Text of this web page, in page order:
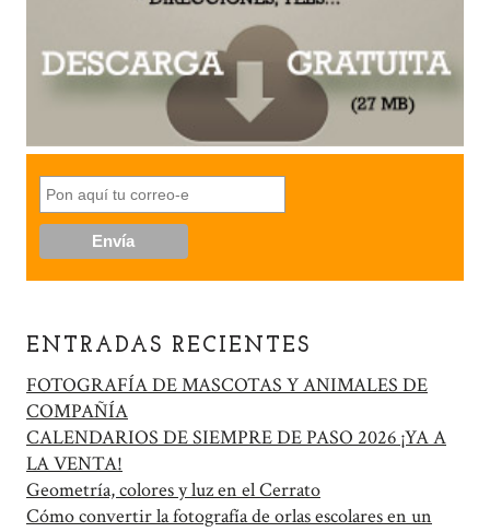
ENTRADAS RECIENTES
FOTOGRAFÍA DE MASCOTAS Y ANIMALES DE
COMPAÑÍA
CALENDARIOS DE SIEMPRE DE PASO 2026 ¡YA A
LA VENTA!
Geometría, colores y luz en el Cerrato
Cómo convertir la fotografía de orlas escolares en un